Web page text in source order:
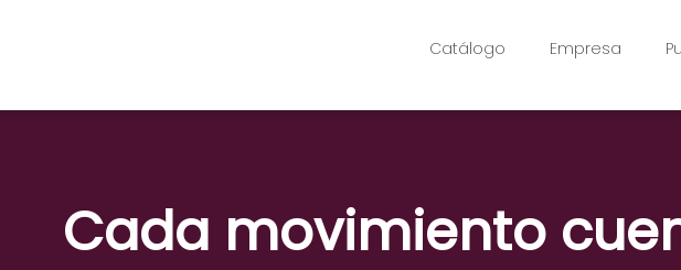
Catálogo Empresa
Cada movimiento